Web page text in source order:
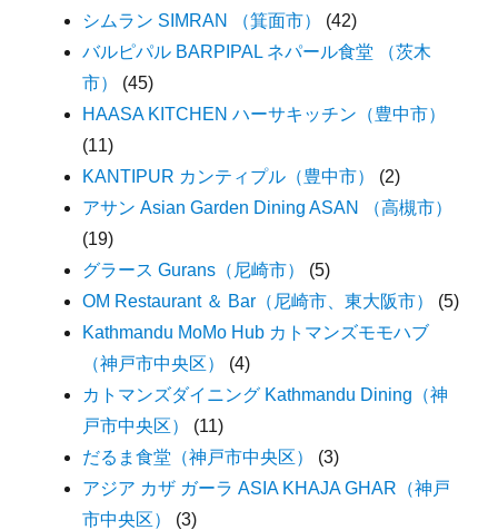
シムラン SIMRAN （箕面市）
(42)
バルピパル BARPIPAL ネパール食堂 （茨木
市）
(45)
HAASA KITCHEN ハーサキッチン（豊中市）
(11)
KANTIPUR カンティプル（豊中市）
(2)
アサン Asian Garden Dining ASAN （高槻市）
(19)
グラース Gurans（尼崎市）
(5)
OM Restaurant ＆ Bar（尼崎市、東大阪市）
(5)
Kathmandu MoMo Hub カトマンズモモハブ
（神戸市中央区）
(4)
カトマンズダイニング Kathmandu Dining（神
戸市中央区）
(11)
だるま食堂（神戸市中央区）
(3)
アジア カザ ガーラ ASIA KHAJA GHAR（神戸
市中央区）
(3)